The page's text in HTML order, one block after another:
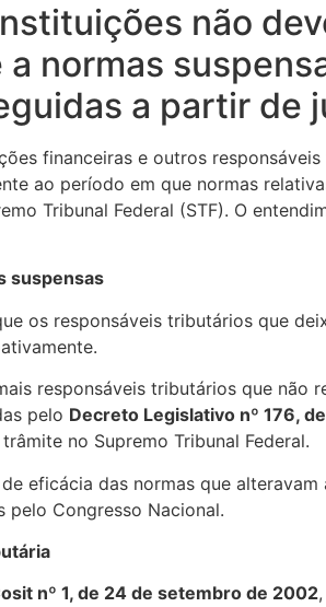
não
normas
a partir de
financeiras e outros
ao período em que normas
Tribunal Federal (STF). O
suspensas
os responsáveis tributários que
responsáveis tributários que não
pelo Decreto Legislativo nº 176,
no Supremo Tribunal Federal.
eficácia das normas que
pelo Congresso Nacional.
nº 1, de 24 de setembro de 2002